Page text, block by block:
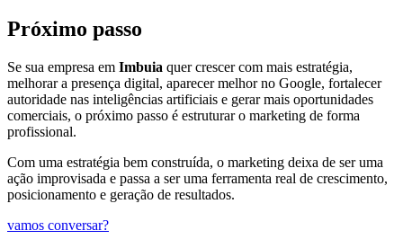
Próximo passo
Se sua empresa em Imbuia quer crescer com mais estratégia,
melhorar a presença digital, aparecer melhor no Google, fortalecer
autoridade nas inteligências artificiais e gerar mais oportunidades
comerciais, o próximo passo é estruturar o marketing de forma
profissional.
Com uma estratégia bem construída, o marketing deixa de ser uma
ação improvisada e passa a ser uma ferramenta real de crescimento,
posicionamento e geração de resultados.
vamos conversar?